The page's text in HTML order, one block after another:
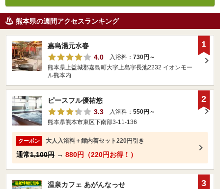
熊本県の週間アクセスランキング
嘉島湯元水春
4.0
入浴料： 730円～
熊本県上益城郡嘉島町大字上島字長池2232 イオンモー
ル熊本内
1
ピースフル優祐悠
3.3
入浴料： 550円～
熊本県熊本市東区下南部3-11-136
クーポン 大人入浴料＋館内着セット220円引き
通常1,100円 → 880円（220円お得！）
2
温泉カフェ あがんなっせ
3